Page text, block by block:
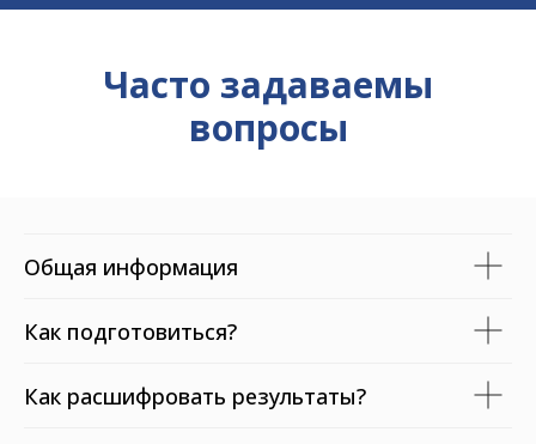
Часто задаваемы
вопросы
Общая информация
Как подготовиться?
Как расшифровать результаты?